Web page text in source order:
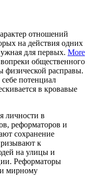
отношений
на действия одних
для первых. More
общественного
физической расправы.
потенциал
в кровавые
личности в
реформаторов и
сохранение
к
на улицы и
Реформаторы
мирному